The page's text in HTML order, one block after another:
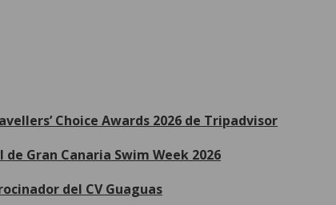
Choice Awards 2026 de Tripadvisor
Gran Canaria Swim Week 2026
del CV Guaguas